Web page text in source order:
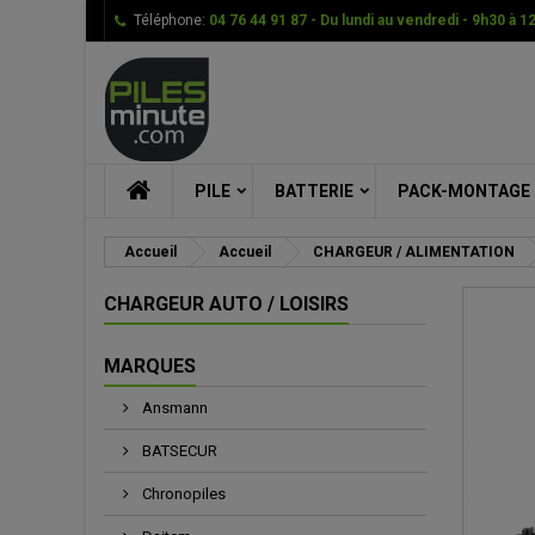
Téléphone: 04 76 44 91 87 - Du lundi au vendredi - 9h30 à
PILE BATTERIE PACK-MONTAGE
Accueil Accueil CHARGEUR / ALIMENTATION
CHARGEUR AUTO / LOISIRS
MARQUES
Ansmann
BATSECUR
Chronopiles